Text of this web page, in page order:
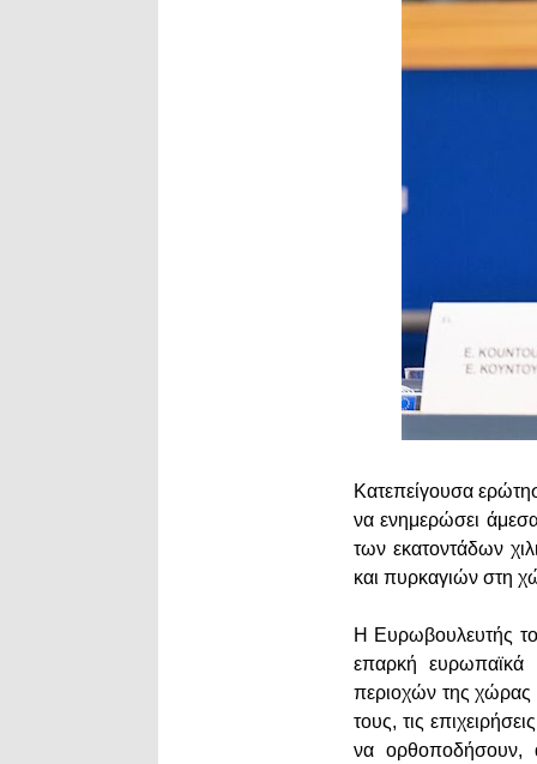
Κατεπείγουσα
να ενημερώσει
των εκατοντάδων
και πυρκαγιών στη
Η Ευρωβουλευτής
επαρκή ευρωπαϊκά
περιοχών της χώρας
τους, τις
να ορθοποδήσουν,